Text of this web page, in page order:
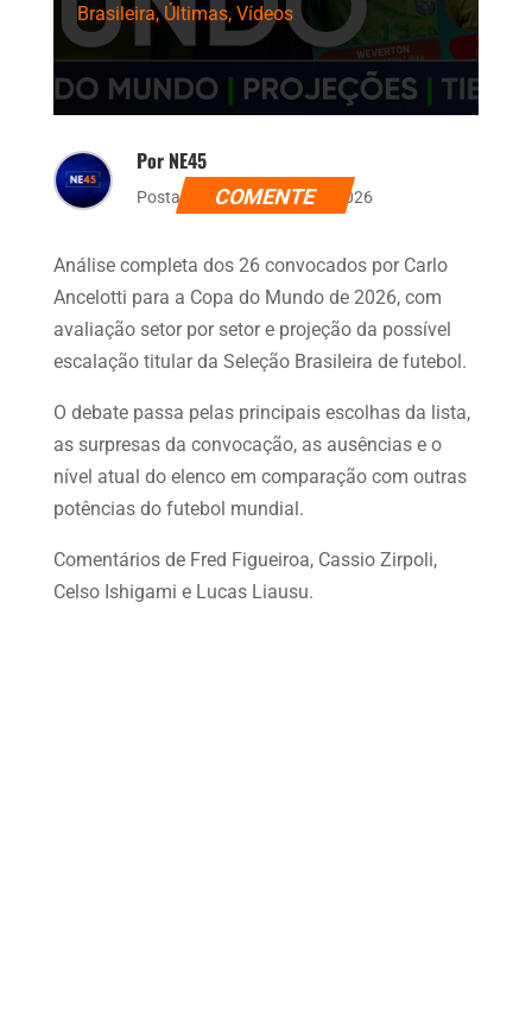
Brasileira,Últimas, Vídeos
Por NE45
Postado dia 20 de maio de 2026
COMENTE
Análise completa dos 26 convocados por Carlo
Ancelotti para a Copa do Mundo de 2026, com
avaliação setor por setor e projeção da possível
escalação titular da Seleção Brasileira de futebol.
O debate passa pelas principais escolhas da lista,
as surpresas da convocação, as ausências e o
nível atual do elenco em comparação com outras
potências do futebol mundial.
Comentários de Fred Figueiroa, Cassio Zirpoli,
Celso Ishigami e Lucas Liausu.